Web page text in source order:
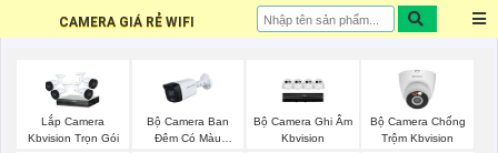
CAMERA GIÁ RẺ WIFI
Lắp Camera
Kbvision Trọn Gói
Bộ Camera Ban
Đêm Có Màu
Bộ Camera Ghi Âm
Kbvision
Bộ Camera Chống
Trộm Kbvision